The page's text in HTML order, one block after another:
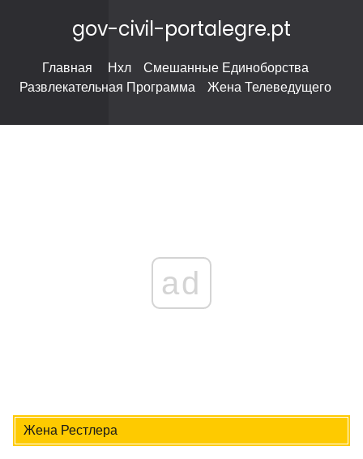
gov-civil-portalegre.pt
Главная Нхл
Смешанные Единоборства
Развлекательная Программа
Жена Телеведущего
ad
Жена Рестлера